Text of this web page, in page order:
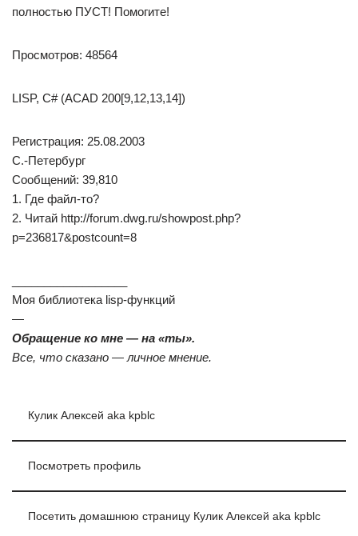
полностью ПУСТ! Помогите!
Просмотров: 48564
LISP, C# (ACAD 200[9,12,13,14])
Регистрация: 25.08.2003
С.-Петербург
Сообщений: 39,810
1. Где файл-то?
2. Читай http://forum.dwg.ru/showpost.php?
p=236817&postcount=8
Моя библиотека lisp-функций
—
Обращение ко мне — на «ты».
Все, что сказано — личное мнение.
Кулик Алексей aka kpblc
Посмотреть профиль
Посетить домашнюю страницу Кулик Алексей aka kpblc